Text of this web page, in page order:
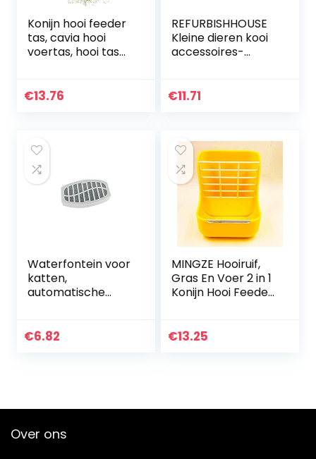
Konijn hooi feeder
tas, cavia hooi
voertas, hooi tas
tas, opknoping
opbergtas zwart
€13.76
REFURBISHHOUSE
Kleine dieren kooi
accessoires-
houten hooi
€11.71
Waterfontein voor
katten,
automatische
drinker Stille
€6.82
MINGZE Hooiruif,
Gras En Voer 2 in 1
Konijn Hooi Feeder
Chinchilla
Plastic
€13.25
Over ons